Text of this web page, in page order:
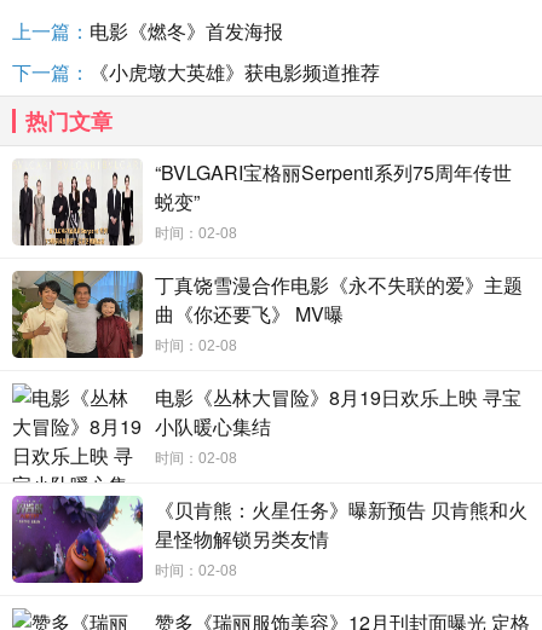
上一篇： 电影《燃冬》首发海报
下一篇：
《小虎墩大英雄》获电影频道推荐
热门文章
“BVLGARI宝格丽Serpenti系列75周年传世
蜕变”
时间：02-08
丁真饶雪漫合作电影《永不失联的爱》主题
曲《你还要飞》 MV曝
时间：02-08
电影《丛林大冒险》8月19日欢乐上映 寻宝
小队暖心集结
时间：02-08
《贝肯熊：火星任务》曝新预告 贝肯熊和火
星怪物解锁另类友情
时间：02-08
赞多《瑞丽服饰美容》12月刊封面曝光 定格